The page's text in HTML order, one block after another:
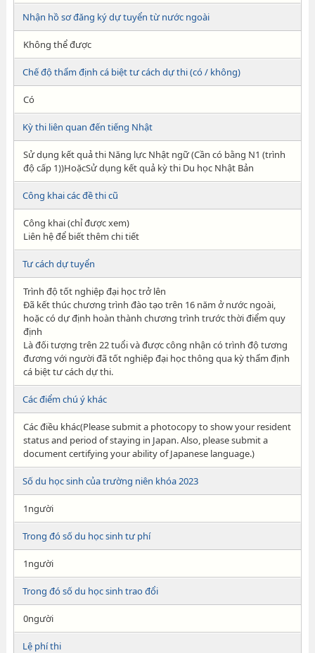
Nhận hồ sơ đăng ký dự tuyển từ nước ngoài
Không thể được
Chế độ thẩm định cá biệt tư cách dự thi (có / không)
Có
Kỳ thi liên quan đến tiếng Nhật
Sử dụng kết quả thi Năng lực Nhật ngữ (Cần có bằng N1 (trình
độ cấp 1))HoặcSử dụng kết quả kỳ thi Du học Nhật Bản
Công khai các đề thi cũ
Công khai (chỉ được xem)
Liên hệ để biết thêm chi tiết
Tư cách dự tuyển
Trình độ tốt nghiệp đại học trở lên
Đã kết thúc chương trình đào tạo trên 16 năm ở nước ngoài,
hoặc có dự định hoàn thành chương trình trước thời điểm quy
định
Là đối tượng trên 22 tuổi và được công nhận có trình độ tương
đương với người đã tốt nghiệp đại học thông qua kỳ thẩm định
cá biệt tư cách dự thi.
Các điểm chú ý khác
Các điều khác(Please submit a photocopy to show your resident
status and period of staying in Japan. Also, please submit a
document certifying your ability of Japanese language.)
Số du học sinh của trường niên khóa 2023
1người
Trong đó số du học sinh tư phí
1người
Trong đó số du học sinh trao đổi
0người
Lệ phí thi